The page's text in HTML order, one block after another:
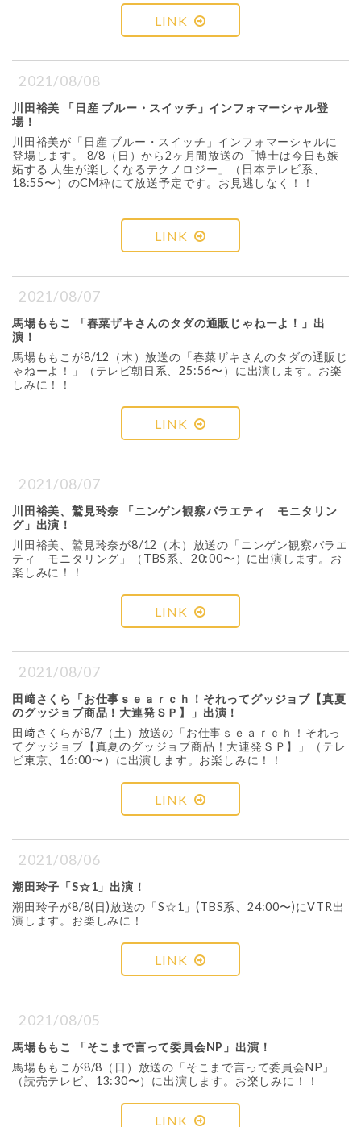
LINK
2021/08/08
川田裕美 「日産 ブルー・スイッチ」インフォマーシャル登
場！
川田裕美が「日産 ブルー・スイッチ」インフォマーシャルに
登場します。 8/8（日）から2ヶ月間放送の「博士は今日も嫉
妬する 人生が楽しくなるテクノロジー」（日本テレビ系、
18:55〜）のCM枠にて放送予定です。お見逃しなく！！
LINK
2021/08/07
馬場ももこ 「春菜ザキさんのタダの通販じゃねーよ！」出
演！
馬場ももこが8/12（木）放送の「春菜ザキさんのタダの通販じ
ゃねーよ！」（テレビ朝日系、25:56〜）に出演します。お楽
しみに！！
LINK
2021/08/07
川田裕美、鷲見玲奈 「ニンゲン観察バラエティ モニタリン
グ」出演！
川田裕美、鷲見玲奈が8/12（木）放送の「ニンゲン観察バラエ
ティ モニタリング」（TBS系、20:00〜）に出演します。お
楽しみに！！
LINK
2021/08/07
田﨑さくら「お仕事ｓｅａｒｃｈ！それってグッジョブ【真夏
のグッジョブ商品！大連発ＳＰ】」出演！
田﨑さくらが8/7（土）放送の「お仕事ｓｅａｒｃｈ！それっ
てグッジョブ【真夏のグッジョブ商品！大連発ＳＰ】」（テレ
ビ東京、16:00〜）に出演します。お楽しみに！！
LINK
2021/08/06
潮田玲子「S☆1」出演！
潮田玲子が8/8(日)放送の「S☆1」(TBS系、24:00〜)にVTR出
演します。お楽しみに！
LINK
2021/08/05
馬場ももこ 「そこまで言って委員会NP」出演！
馬場ももこが8/8（日）放送の「そこまで言って委員会NP」
（読売テレビ、13:30〜）に出演します。お楽しみに！！
LINK